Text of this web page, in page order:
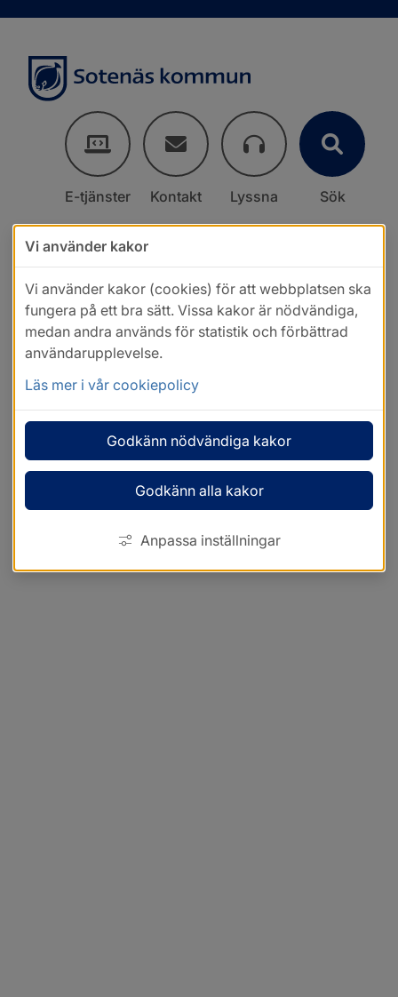
E-tjänster Kontakt Lyssna Sök
Vi använder kakor
Vi använder kakor (cookies) för att webbplatsen ska
fungera på ett bra sätt. Vissa kakor är nödvändiga,
medan andra används för statistik och förbättrad
användarupplevelse.
Läs mer i vår cookiepolicy
Godkänn nödvändiga kakor
Godkänn alla kakor
Anpassa inställningar